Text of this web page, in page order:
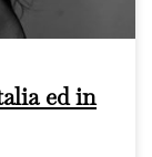
ed in